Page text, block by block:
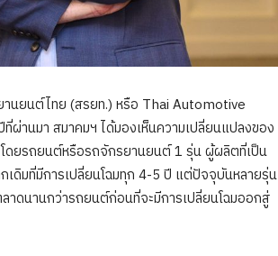
นยนต์ไทย (สรยท.) หรือ Thai Automotive
ผ่านมา สมาคมฯ ได้มองเห็นความเปลี่ยนแปลงของ
ยรถยนต์หรือรถจักรยานยนต์ 1 รุ่น ผู้ผลิตที่เป็น
ดิมที่มีการเปลี่ยนโฉมทุก 4-5 ปี แต่ปัจจุบันหลายรุ่น
ดนานกว่ารถยนต์ก่อนที่จะมีการเปลี่ยนโฉมออกสู่